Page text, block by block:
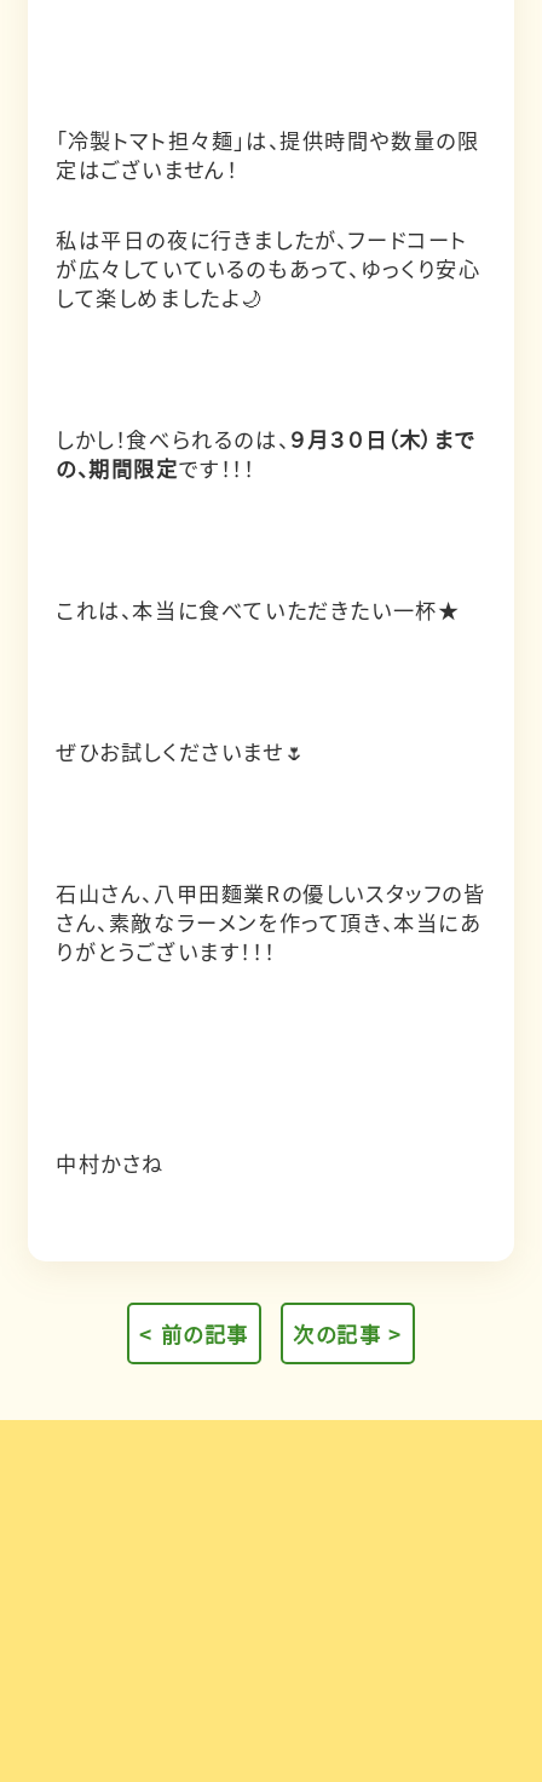
「冷製トマト担々麺」は、提供時間や数量の限
定はございません！
私は平日の夜に行きましたが、フードコート
が広々していているのもあって、ゆっくり安心
して楽しめましたよ🌙
しかし！食べられるのは、 ９月３０日（木）まで
の、期間限定です！！！
これは、本当に食べていただきたい一杯★
ぜひお試しくださいませ🌷
石山さん、八甲田麵業Rの優しいスタッフの皆
さん、素敵なラーメンを作って頂き、本当にあ
りがとうございます！！！
中村かさね
< 前の記事 次の記事 >